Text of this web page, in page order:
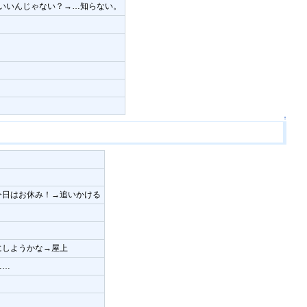
いんじゃない？→…知らない。
↑
はお休み！→追いかける
しようかな→屋上